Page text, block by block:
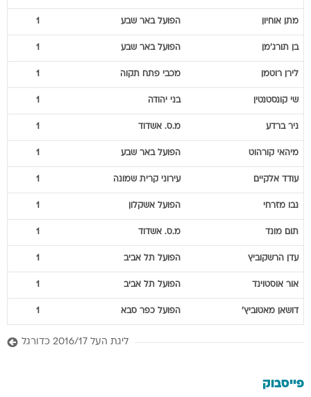
מתן אוחיון הפועל באר שבע 1
בן תורג'מן הפועל באר שבע 1
לירן רוטמן מכבי פתח תקוה 1
שי קונסטנטין בני יהודה 1
ניר ברדע מ.ס. אשדוד 1
מיהאי קורהוט הפועל באר שבע 1
עודד אלקיים עירוני קרית שמונה 1
נבו מזרחי הפועל אשקלון 1
תום מונד מ.ס. אשדוד 1
עדן הרשקוביץ הפועל תל אביב 1
אור אוסטוינד הפועל תל אביב 1
דושאן מאטוביץ' הפועל כפר סבא 1
ליגת העל 2016/17 כדורגל
פייסבוק